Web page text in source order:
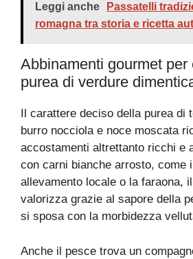
Leggi anche
Passatelli
romagna tra storia e ricetta
Abbinamenti gourmet per
purea di verdure
Il carattere deciso della purea di
burro nocciola e noce moscata
accostamenti altrettanto ricchi e
con carni bianche arrosto, come
allevamento locale o la faraona,
valorizza grazie al sapore della
si sposa con la morbidezza
Anche il pesce trova un